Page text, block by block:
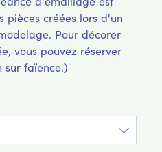
pièces créées lors d'un
Pour décorer
vous pouvez réserver
sur faïence.)